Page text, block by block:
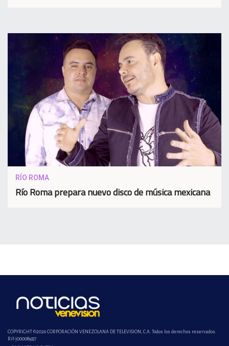
RÍO ROMA
Río Roma prepara nuevo disco de música mexicana
COPYRIGHT ©2026 CORPORACIÓN VENEZOLANA DE TELEVISION, C.A. Todos los derechos reservados.
Rif-j000089337